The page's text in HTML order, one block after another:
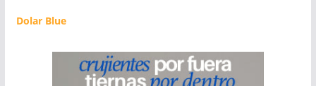
Dolar Blue